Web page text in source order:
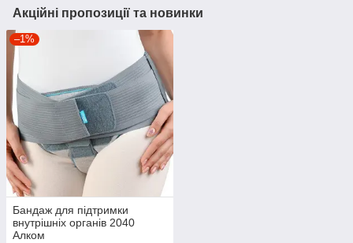
Акційні пропозиції та новинки
–1%
Бандаж для підтримки
внутрішніх органів 2040
Алком